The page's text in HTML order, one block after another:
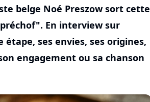
belge Noé Preszow sort cette
En interview sur
ses envies, ses origines,
engagement ou sa chanson